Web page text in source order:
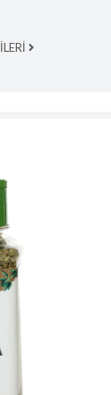
İLERİ